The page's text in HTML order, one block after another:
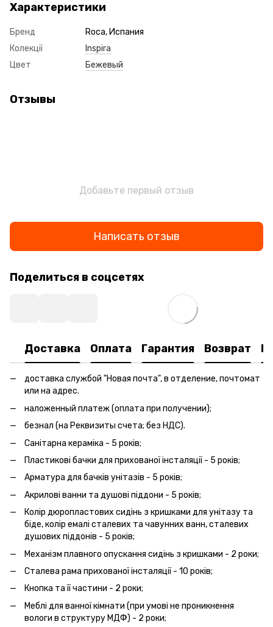
Характеристики
Бренд
Roca, Испания
Колекції
Inspira
Цвет
Бежевый
Отзывы
Добавьте первый отзыв
Написать отзыв
Поделиться в соцсетях
Доставка Оплата Гарантия Возврат
доставка службой "Новая почта", в отделение, почтомат
или на адрес.
наложенный платеж (оплата при получении);
безнал (на Реквизиты счета; без НДС).
Санітарна кераміка - 5 років;
Пластикові бачки для прихованої інсталяції - 5 років;
Арматура для бачків унітазів - 5 років;
Акрилові ванни та душові піддони - 5 років;
Колір дюропластових сидінь з кришками для унітазу та
біде, колір емалі сталевих та чавунних ванн, сталевих
душових піддонів - 5 років;
Механізм плавного опускання сидінь з кришками - 2 роки;
Сталева рама прихованої інсталяції - 10 років;
Кнопка та її частини - 2 роки;
Меблі для ванної кімнати (при умові не проникнення
вологи в структуру МДФ) - 2 роки;